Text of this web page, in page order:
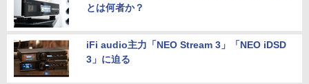
とは何者か？
iFi audio主力「NEO Stream 3」「NEO iDSD
3」に迫る